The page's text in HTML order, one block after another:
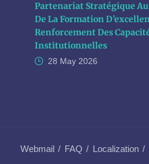
Partenariat Stratégique Au
De La Formation
Renforcement Des
Institutionnelles
28 May 2026
Webmail FAQ Localization